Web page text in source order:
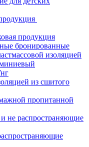
продукция
бронированные
изоляцией
из сшитого
пропитанной
не распространяющие